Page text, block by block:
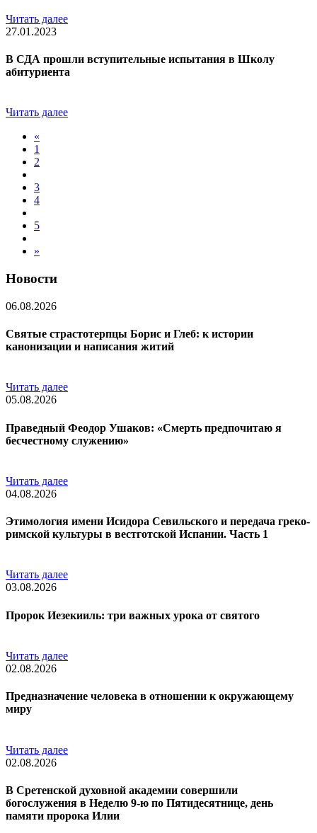
Читать далее
27.01.2023
В СДА прошли вступительные испытания в Школу
абитуриента
Читать далее
«
1
2
3
4
5
»
Новости
06.08.2026
Святые страстотерпцы Борис и Глеб: к истории
канонизации и написания житий
Читать далее
05.08.2026
Праведный Феодор Ушаков: «Смерть предпочитаю я
бесчестному служению»
Читать далее
04.08.2026
Этимология имени Исидора Севильского и передача греко-
римской культуры в вестготской Испании. Часть 1
Читать далее
03.08.2026
Пророк Иезекииль: три важных урока от святого
Читать далее
02.08.2026
Предназначение человека в отношении к окружающему
миру
Читать далее
02.08.2026
В Сретенской духовной академии совершили
богослужения в Неделю 9-ю по Пятидесятнице, день
памяти пророка Илии